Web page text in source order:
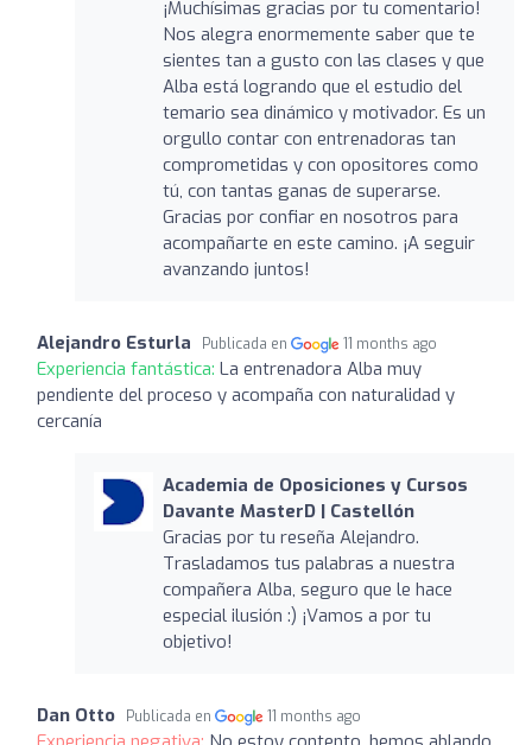
¡Muchísimas gracias por tu comentario!
Nos alegra enormemente saber que te
sientes tan a gusto con las clases y que
Alba está logrando que el estudio del
temario sea dinámico y motivador. Es un
orgullo contar con entrenadoras tan
comprometidas y con opositores como
tú, con tantas ganas de superarse.
Gracias por confiar en nosotros para
acompañarte en este camino. ¡A seguir
avanzando juntos!
Alejandro Esturla Publicada en 11 months ago
Experiencia fantástica: La entrenadora Alba muy
pendiente del proceso y acompaña con naturalidad y
cercanía
Academia de Oposiciones y Cursos
Davante MasterD | Castellón
Gracias por tu reseña Alejandro.
Trasladamos tus palabras a nuestra
compañera Alba, seguro que le hace
especial ilusión :) ¡Vamos a por tu
objetivo!
Dan Otto Publicada en 11 months ago